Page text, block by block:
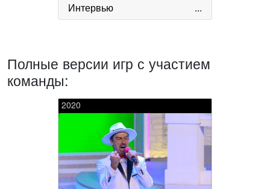
Интервью ...
Полные версии игр с участием
команды:
2020